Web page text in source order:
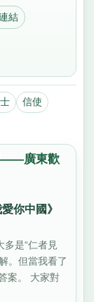
結
信使
——廣東歡
你中國》
是“仁者見
。但當我看了
案。 大家對